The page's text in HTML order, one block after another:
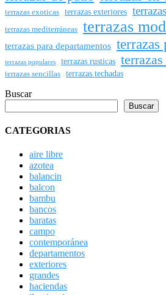
terrazas exoticas terrazas exteriores
terrazas mediterráneas terrazas
terrazas para departamentos terrazas
terrazas populares terrazas rusticas
terrazas sencillas terrazas techadas
Buscar
Buscar
CATEGORIAS
aire libre
azotea
balancin
balcon
bambu
bancos
baratas
campo
contemporánea
departamentos
exteriores
grandes
haciendas